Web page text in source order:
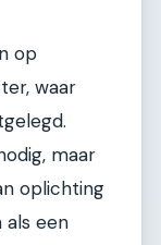
op
waar
maar
oplichting
als een